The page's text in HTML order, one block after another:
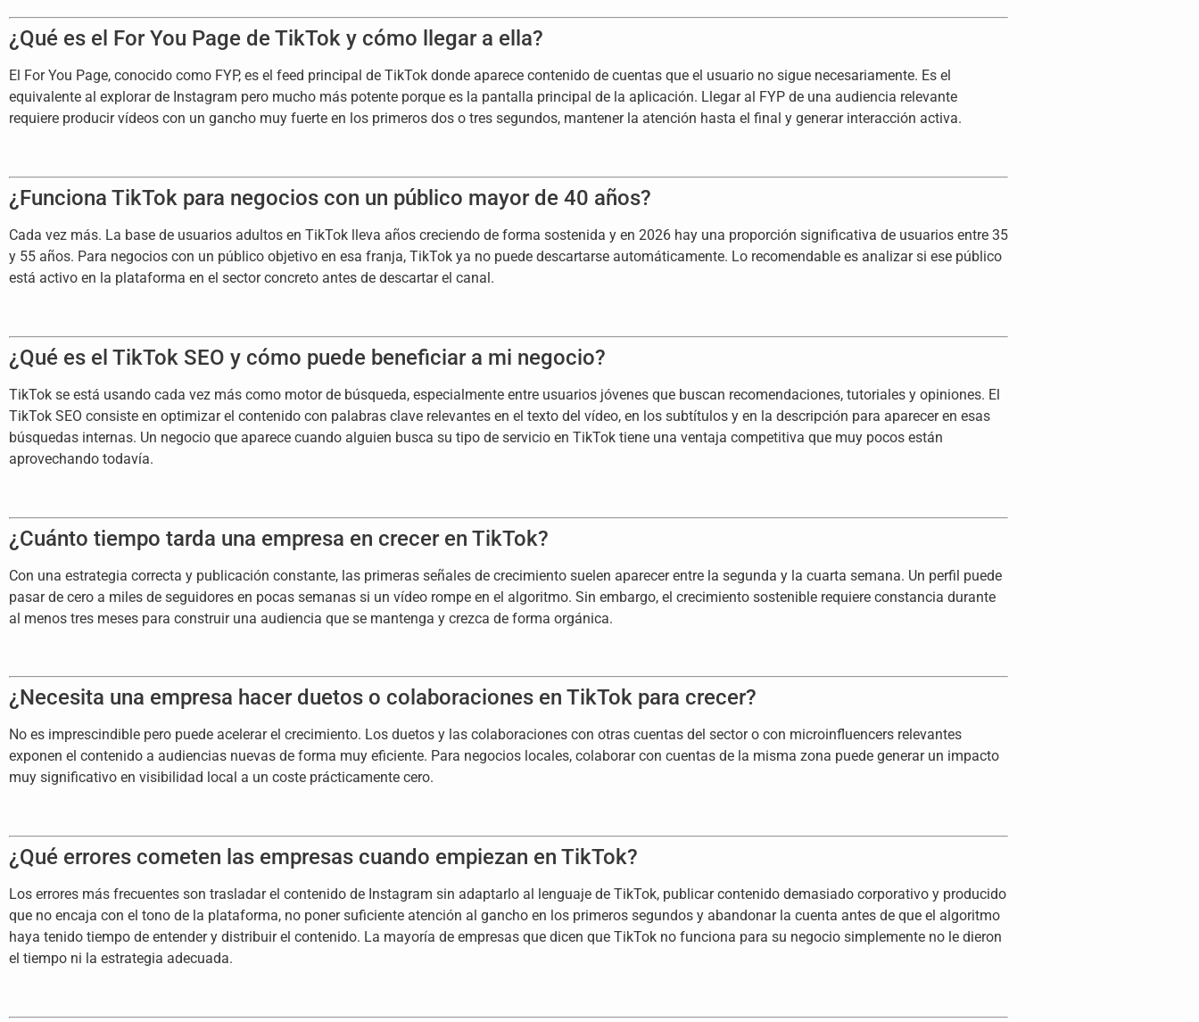
¿Qué es el For You Page de TikTok y cómo llegar a ella?
El For You Page, conocido como FYP, es el feed principal de TikTok donde aparece contenido de cuentas que el usuario no sigue necesariamente. Es el
equivalente al explorar de Instagram pero mucho más potente porque es la pantalla principal de la aplicación. Llegar al FYP de una audiencia relevante
requiere producir vídeos con un gancho muy fuerte en los primeros dos o tres segundos, mantener la atención hasta el final y generar interacción activa.
¿Funciona TikTok para negocios con un público mayor de 40 años?
Cada vez más. La base de usuarios adultos en TikTok lleva años creciendo de forma sostenida y en 2026 hay una proporción significativa de usuarios entre 35
y 55 años. Para negocios con un público objetivo en esa franja, TikTok ya no puede descartarse automáticamente. Lo recomendable es analizar si ese público
está activo en la plataforma en el sector concreto antes de descartar el canal.
¿Qué es el TikTok SEO y cómo puede beneficiar a mi negocio?
TikTok se está usando cada vez más como motor de búsqueda, especialmente entre usuarios jóvenes que buscan recomendaciones, tutoriales y opiniones. El
TikTok SEO consiste en optimizar el contenido con palabras clave relevantes en el texto del vídeo, en los subtítulos y en la descripción para aparecer en esas
búsquedas internas. Un negocio que aparece cuando alguien busca su tipo de servicio en TikTok tiene una ventaja competitiva que muy pocos están
aprovechando todavía.
¿Cuánto tiempo tarda una empresa en crecer en TikTok?
Con una estrategia correcta y publicación constante, las primeras señales de crecimiento suelen aparecer entre la segunda y la cuarta semana. Un perfil puede
pasar de cero a miles de seguidores en pocas semanas si un vídeo rompe en el algoritmo. Sin embargo, el crecimiento sostenible requiere constancia durante
al menos tres meses para construir una audiencia que se mantenga y crezca de forma orgánica.
¿Necesita una empresa hacer duetos o colaboraciones en TikTok para crecer?
No es imprescindible pero puede acelerar el crecimiento. Los duetos y las colaboraciones con otras cuentas del sector o con microinfluencers relevantes
exponen el contenido a audiencias nuevas de forma muy eficiente. Para negocios locales, colaborar con cuentas de la misma zona puede generar un impacto
muy significativo en visibilidad local a un coste prácticamente cero.
¿Qué errores cometen las empresas cuando empiezan en TikTok?
Los errores más frecuentes son trasladar el contenido de Instagram sin adaptarlo al lenguaje de TikTok, publicar contenido demasiado corporativo y producido
que no encaja con el tono de la plataforma, no poner suficiente atención al gancho en los primeros segundos y abandonar la cuenta antes de que el algoritmo
haya tenido tiempo de entender y distribuir el contenido. La mayoría de empresas que dicen que TikTok no funciona para su negocio simplemente no le dieron
el tiempo ni la estrategia adecuada.